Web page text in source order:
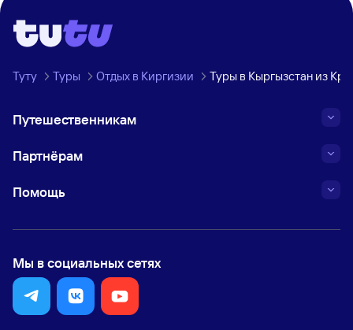
Туту Туры Отдых в Киргизии Туры в Кыргызстан из
Путешественникам
Партнёрам
Помощь
Мы в социальных сетях